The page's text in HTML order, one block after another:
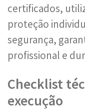
certificados,
proteção
segurança,
profissional e
Checklist
execução